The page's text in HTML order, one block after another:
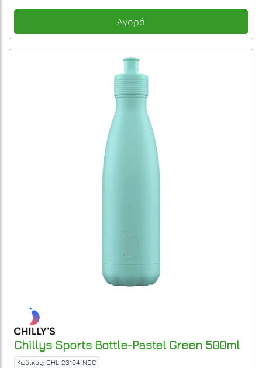
Αγορά
Chillys Sports Bottle-Pastel Green 500ml
Κωδικός: CHL-23104-NCC